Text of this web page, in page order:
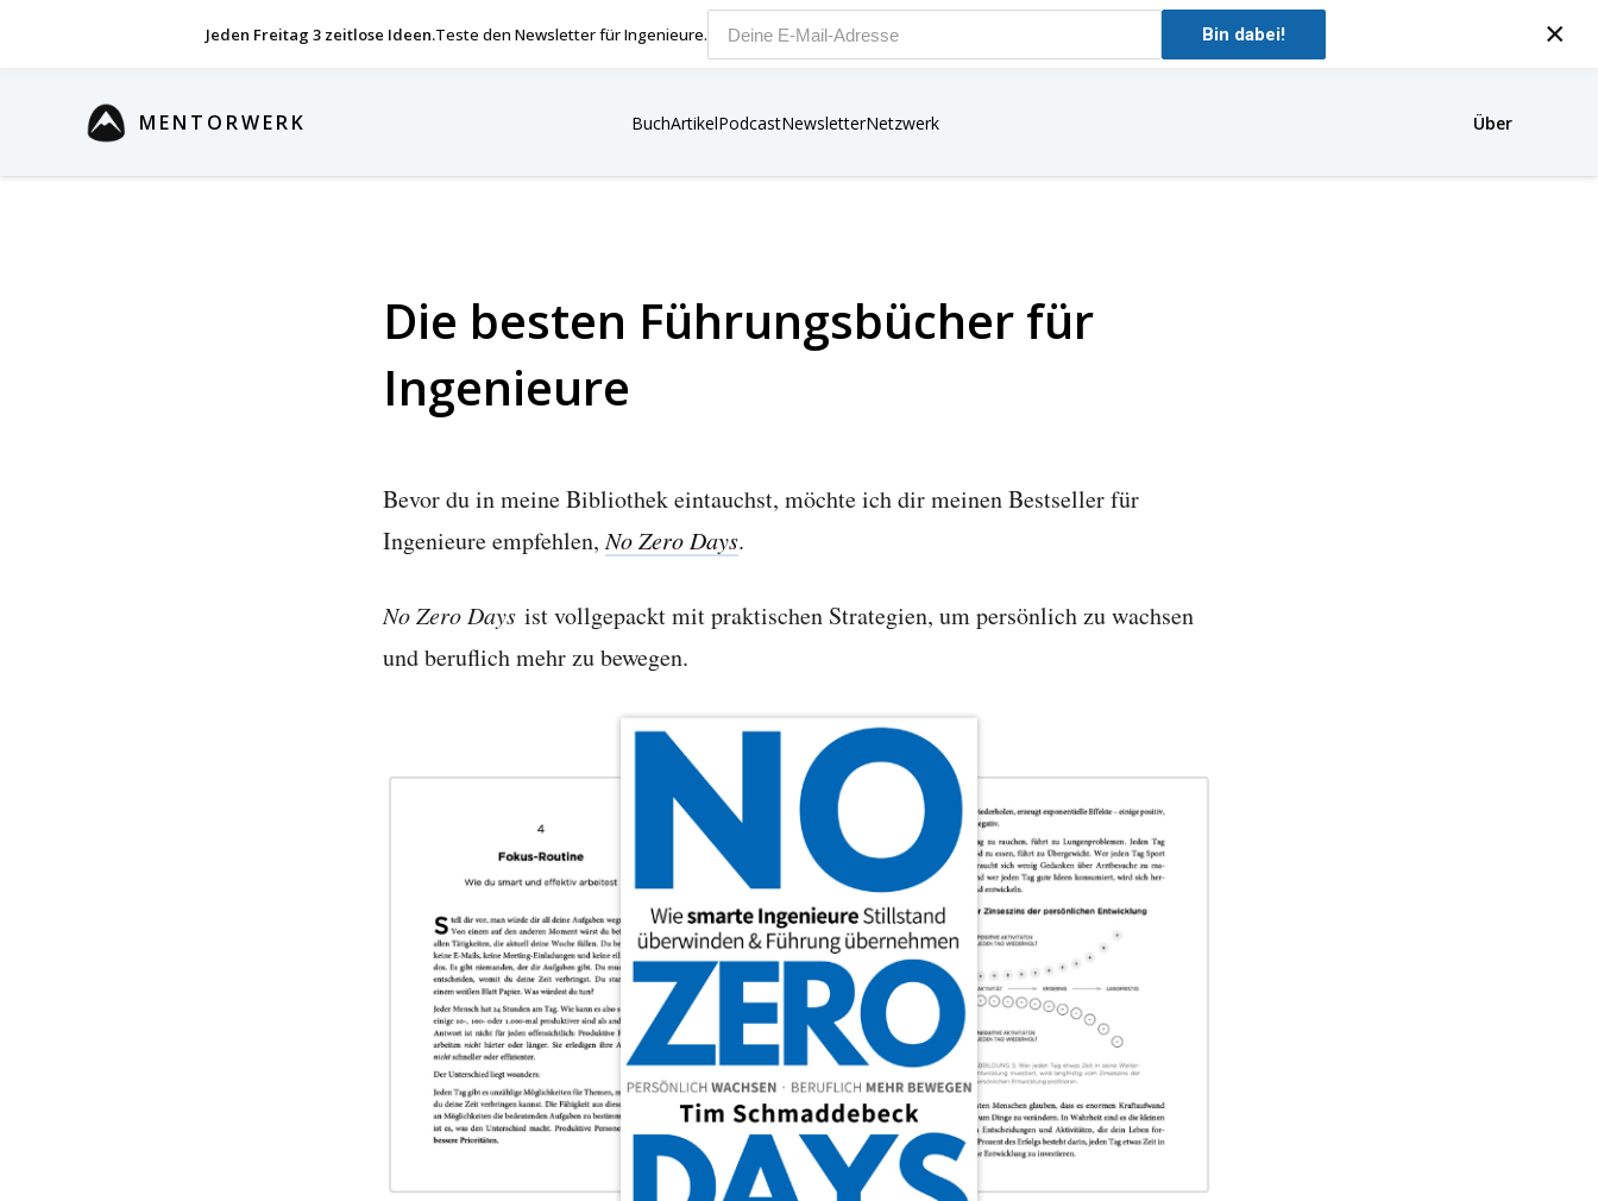
MENTORWERK BuchArtikelPodcastNewsletterNetzwerk
Jeden Freitag 3 zeitlose Ideen.Teste den Newsletter für Ingenieure.
E-Mail-Adresse
Bin dabei! ×
Über
Die besten Führungsbücher für
Ingenieure
Bevor du in meine Bibliothek eintauchst, möchte ich dir meinen Bestseller für
Ingenieure empfehlen,No Zero Days.
No Zero Daysist vollgepackt mit praktischen Strategien, um persönlich zu wachsen
und beruflich mehr zu bewegen.